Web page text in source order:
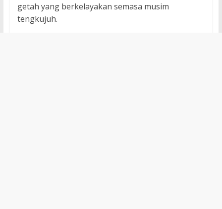
getah yang berkelayakan semasa musim
tengkujuh.